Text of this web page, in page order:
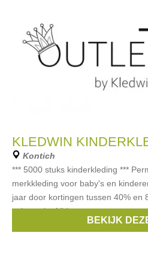
KLEDWIN
Kontich
*** 5000 stuks kinderkleding ***
merkkleding voor baby's en
jaar door kortingen tussen 40% en
volgens leeftijd,
Ralph Lauren,Guess
BEKIJK